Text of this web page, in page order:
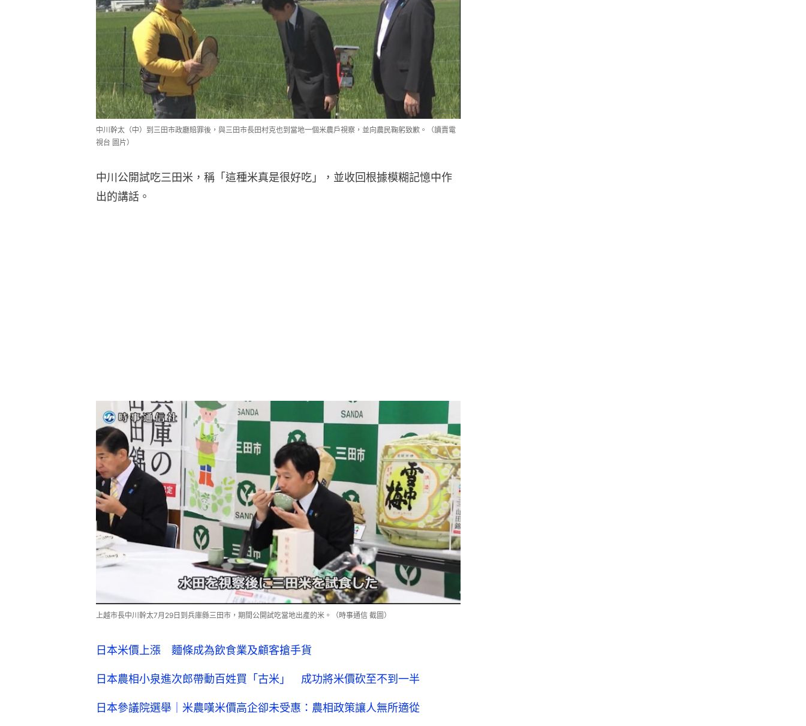
中川幹太（中）到三田市政廳賠罪後，與三田市長田村克也到當地一個米農戶視察，並向農民鞠躬致歉。（讀賣電
視台 圖片）
中川公開試吃三田米，稱「這種米真是很好吃」，並收回根據模糊記憶中作
出的講話。
上越市長中川幹太7月29日到兵庫縣三田市，期間公開試吃當地出產的米。（時事通信 截圖）
日本米價上漲 麵條成為飲食業及顧客搶手貨
日本農相小泉進次郎帶動百姓買「古米」 成功將米價砍至不到一半
日本參議院選舉｜米農嘆米價高企卻未受惠：農相政策讓人無所適從